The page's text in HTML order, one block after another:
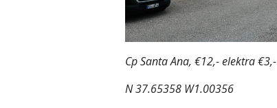
Cp Santa Ana, €12,- elektra €3,-
N 37.65358 W1.00356